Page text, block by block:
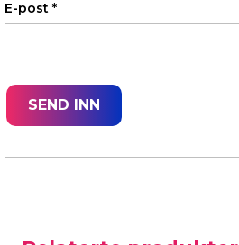
E-post *